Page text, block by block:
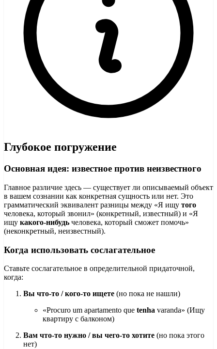
Глубокое погружение
Основная идея: известное против неизвестного
Главное различие здесь — существует ли описываемый объект
в вашем сознании как конкретная сущность или нет. Это
грамматический эквивалент разницы между «Я ищу того
человека, который звонил» (конкретный, известный) и «Я
ищу какого-нибудь человека, который сможет помочь»
(неконкретный, неизвестный).
Когда использовать сослагательное
Ставьте сослагательное в определительной придаточной,
когда:
Вы что-то / кого-то ищете (но пока не нашли)
«Procuro um apartamento que tenha varanda» (Ищу
квартиру с балконом)
Вам что-то нужно / вы чего-то хотите (но пока этого
нет)